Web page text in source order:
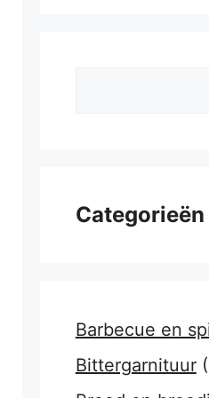
Categorieën
Barbecue en
Bittergarnituur